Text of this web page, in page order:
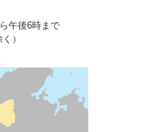
午後6時まで
）